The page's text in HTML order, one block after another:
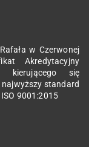
w Czerwonej
Akredytacyjny
kierującego się
najwyższy standard
9001:2015